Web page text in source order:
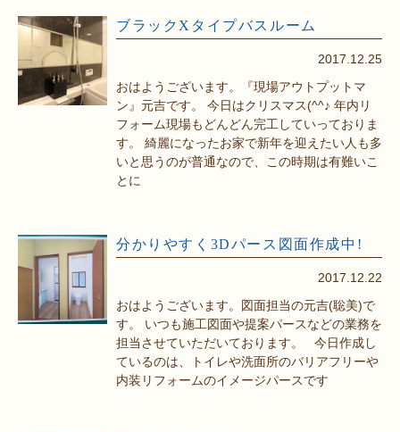
ブラックXタイプバスルーム
2017.12.25
おはようございます。『現場アウトプットマ
ン』元吉です。 今日はクリスマス(^^♪ 年内リ
フォーム現場もどんどん完工していっておりま
す。 綺麗になったお家で新年を迎えたい人も多
いと思うのが普通なので、この時期は有難いこ
とに
分かりやすく3Dパース図面作成中!
2017.12.22
おはようございます。図面担当の元吉(聡美)で
す。 いつも施工図面や提案パースなどの業務を
担当させていただいております。 今日作成し
ているのは、トイレや洗面所のバリアフリーや
内装リフォームのイメージパースです